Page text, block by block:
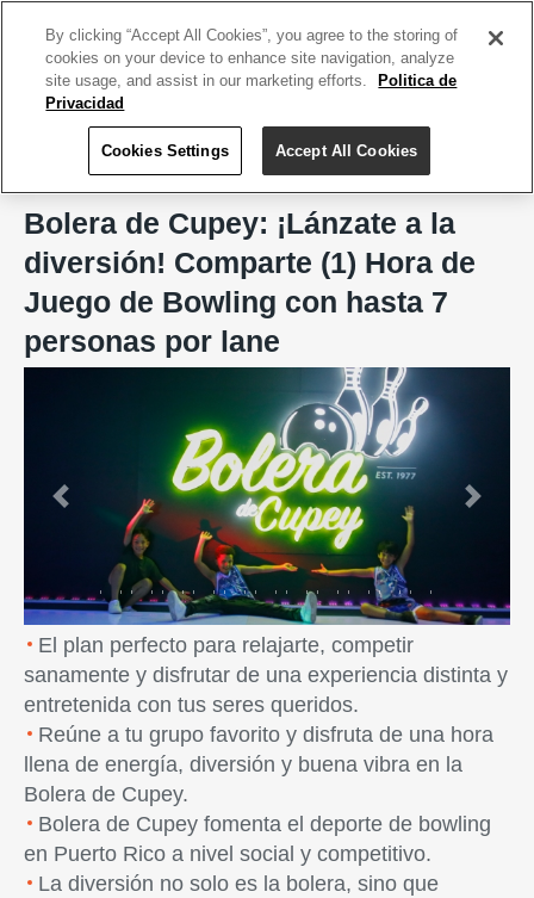
Entretenimiento Bolera de Cupey
Bolera de Cupey: ¡Lánzate a la
diversión! Comparte (1) Hora de
Juego de Bowling con hasta 7
personas por lane
Previous Next
El plan perfecto para relajarte, competir
sanamente y disfrutar de una experiencia distinta y
entretenida con tus seres queridos.
Reúne a tu grupo favorito y disfruta de una hora
llena de energía, diversión y buena vibra en la
Bolera de Cupey.
Bolera de Cupey fomenta el deporte de bowling
en Puerto Rico a nivel social y competitivo.
La diversión no solo es la bolera, sino que
By clicking “Accept All Cookies”, you agree to the storing of
cookies on your device to enhance site navigation, analyze
site usage, and assist in our marketing efforts.
Politica de
Privacidad
Cookies Settings Accept All Cookies